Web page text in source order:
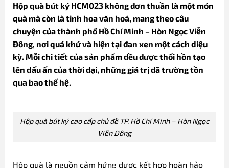
Hộp quà bút ký HCM023 không đơn thuần là một món
quà mà còn là tinh hoa văn hoá, mang theo câu
chuyện của thành phố Hồ Chí Minh – Hòn Ngọc Viễn
Đông, nơi quá khứ và hiện tại đan xen một cách diệu
kỳ. Mỗi chi tiết của sản phẩm đều được thổi hồn tạo
lên dấu ấn của thời đại, những giá trị đã trường tồn
qua bao thế hệ.
Hộp quà bút ký cao cấp chủ đề TP. Hồ Chí Minh – Hòn Ngọc
Viễn Đông
Hộp quà là nguồn cảm hứng được kết hợp hoàn hảo